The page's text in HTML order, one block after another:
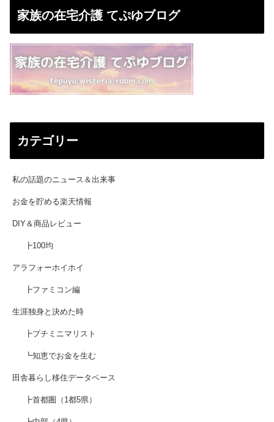
家族の在宅介護 てぷゆブログ
カテゴリー
私の話題のニュース＆出来事
お金を貯める楽天情報
DIY＆商品レビュー
┣100均
アラフォーホイホイ
┣ファミコン編
生涯独身と決めた時
┣プチミニマリスト
┗知恵でお金を生む
田舎暮らし移住データベース
┣首都圏（1都5県）